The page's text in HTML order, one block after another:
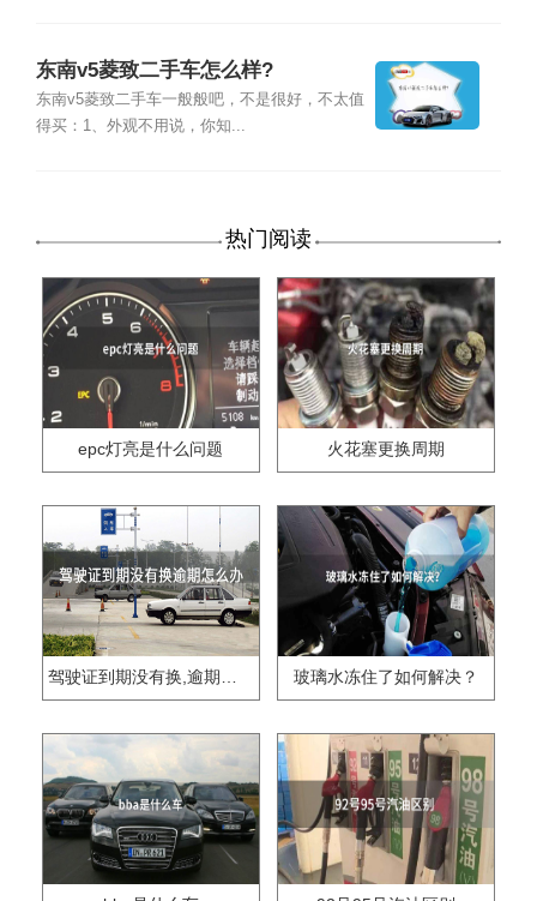
东南v5菱致二手车怎么样?
东南v5菱致二手车一般般吧，不是很好，不太值
得买：1、外观不用说，你知...
热门阅读
epc灯亮是什么问题 火花塞更换周期
驾驶证到期没有换,逾期怎么办?? 玻璃水冻住了如何解决？